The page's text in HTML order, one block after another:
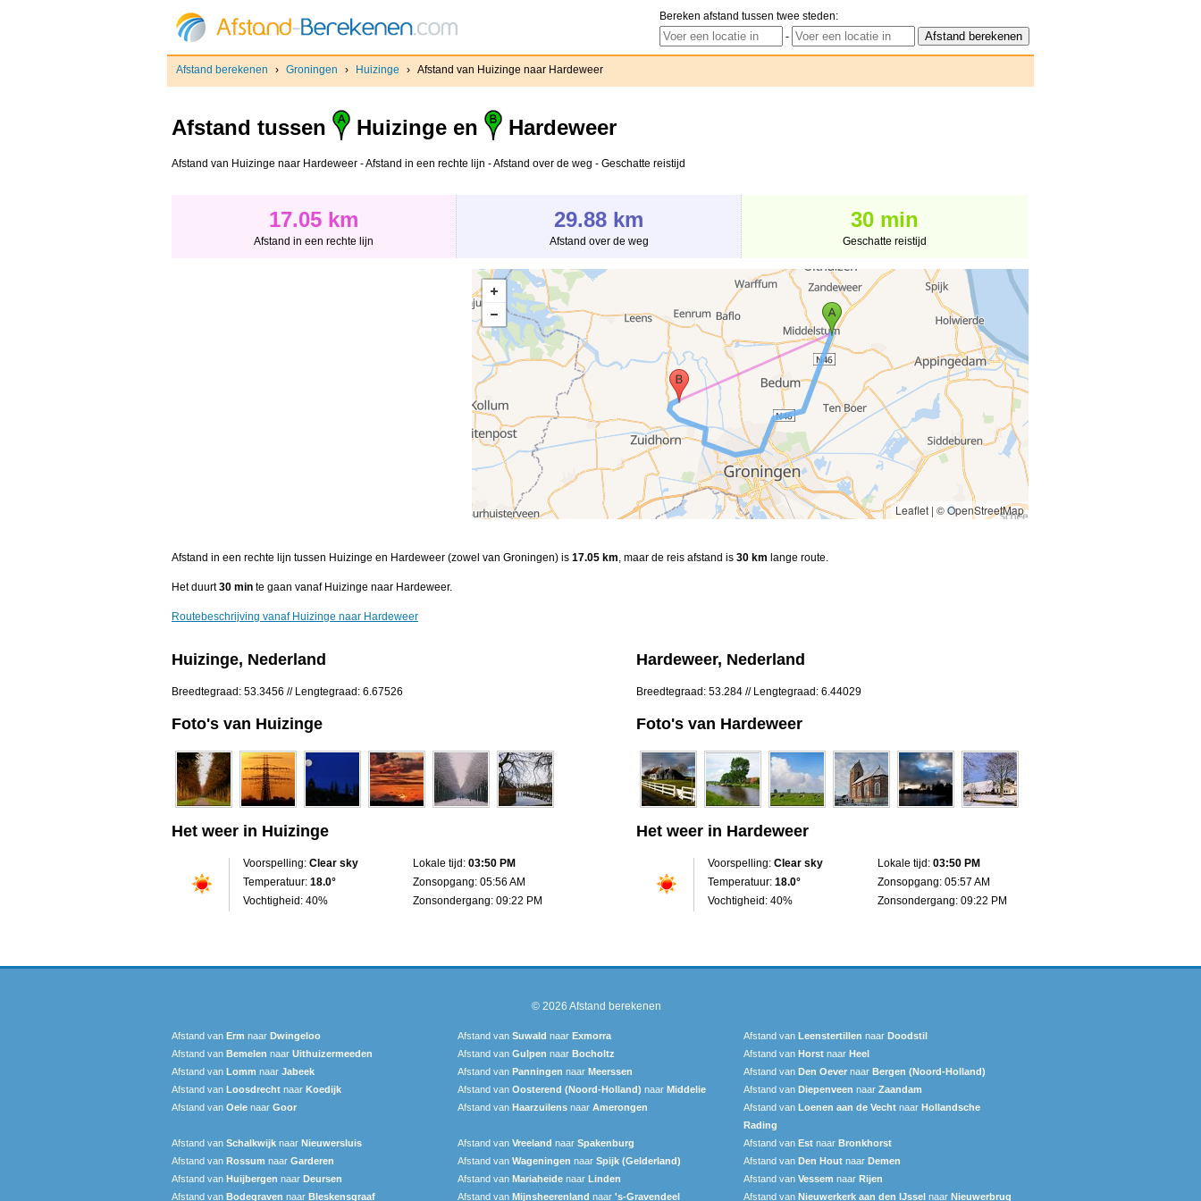
Bereken afstand tussen twee steden:
-
Afstand berekenen › Groningen › Huizinge › Afstand van Huizinge naar Hardeweer
Afstand tussen Huizinge en Hardeweer
Afstand van Huizinge naar Hardeweer - Afstand in een rechte lijn - Afstand over de weg - Geschatte reistijd
17.05 km
Afstand in een rechte lijn
29.88 km
Afstand over de weg
30 min
Geschatte reistijd
Leaflet | © OpenStreetMap
Afstand in een rechte lijn tussen Huizinge en Hardeweer (zowel van Groningen) is 17.05 km, maar de reis afstand is 30 km lange route.
Het duurt30 min te gaan vanaf Huizinge naar Hardeweer.
Routebeschrijving vanaf Huizinge naar Hardeweer
Huizinge, Nederland
Breedtegraad: 53.3456 // Lengtegraad: 6.67526
Foto's van Huizinge
Het weer in Huizinge
Voorspelling: Clear sky
Temperatuur: 18.0°
Vochtigheid: 40%
Lokale tijd: 03:50 PM
Zonsopgang: 05:56 AM
Zonsondergang: 09:22 PM
Hardeweer, Nederland
Breedtegraad: 53.284 // Lengtegraad: 6.44029
Foto's van Hardeweer
Het weer in Hardeweer
Voorspelling: Clear sky
Temperatuur: 18.0°
Vochtigheid: 40%
Lokale tijd: 03:50 PM
Zonsopgang: 05:57 AM
Zonsondergang: 09:22 PM
© 2026 Afstand berekenen
Afstand van Erm naar Dwingeloo Afstand van Suwald naar Exmorra Afstand van Leenstertillen‎ naar Doodstil
Afstand van Bemelen naar Uithuizermeeden Afstand van Gulpen naar Bocholtz Afstand van Horst naar Heel
Afstand van Lomm naar Jabeek Afstand van Panningen naar Meerssen Afstand van Den Oever naar Bergen (Noord-Holland)
Afstand van Loosdrecht naar Koedijk Afstand van Oosterend (Noord-Holland) naar Middelie Afstand van Diepenveen naar Zaandam
Afstand van Oele naar Goor Afstand van Haarzuilens naar Amerongen Afstand van Loenen aan de Vecht naar Hollandsche
Rading
Afstand van Schalkwijk naar Nieuwersluis Afstand van Vreeland naar Spakenburg Afstand van Est naar Bronkhorst
Afstand van Rossum naar Garderen Afstand van Wageningen naar Spijk (Gelderland) Afstand van Den Hout naar Demen
Afstand van Huijbergen naar Deursen Afstand van Mariaheide naar Linden Afstand van Vessem naar Rijen
Afstand van Bodegraven naar Bleskensgraaf Afstand van Mijnsheerenland naar 's-Gravendeel Afstand van Nieuwerkerk aan den IJssel naar Nieuwerbrug